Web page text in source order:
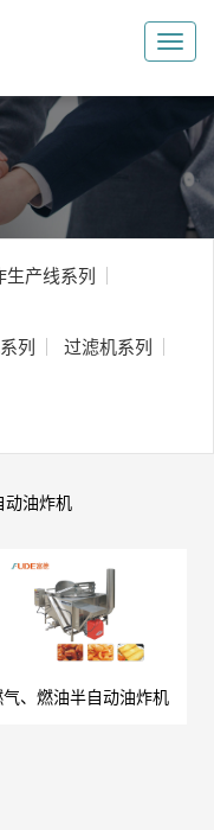
生产线系列
列 过滤机系列
动油炸机
、燃油半自动油炸机